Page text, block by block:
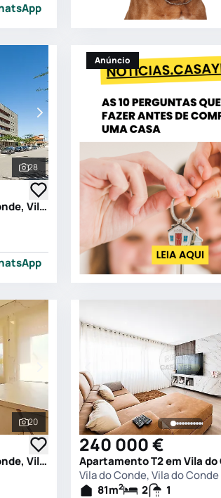
Ver todas as fotografias
28
Apartamento T2 em Vila do Conde, Vila do Conde
Anúncio
Ver todas as fotografias
20
Apartamento T2 em Vila do Conde, Vila do Conde
240 000 €
Vila do Conde, Vila do Conde
81m2 2
1